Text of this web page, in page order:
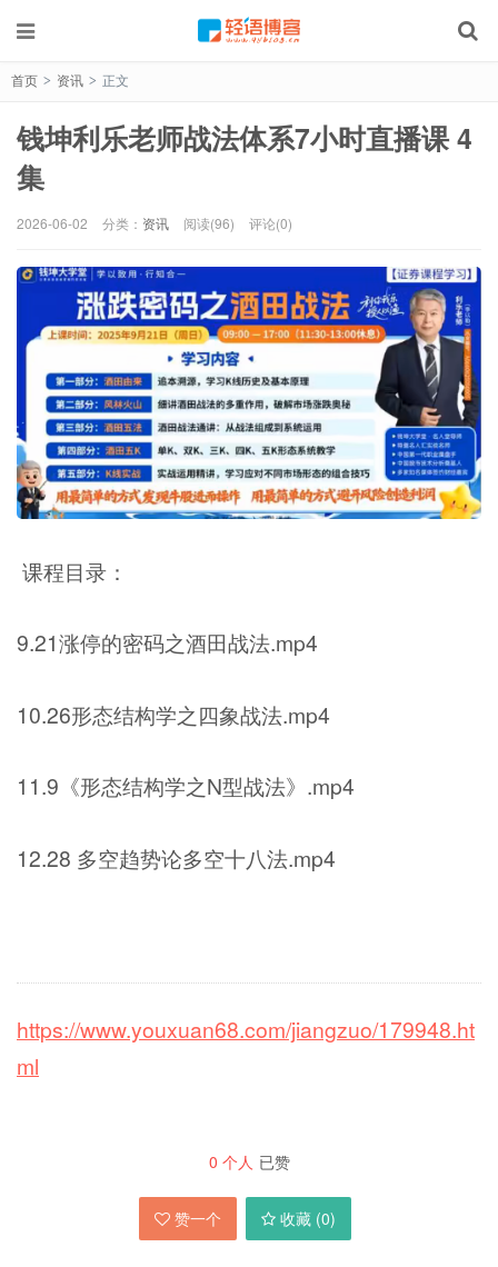
首页 > 资讯 > 正文
钱坤利乐老师战法体系7小时直播课 4
集
2026-06-02 分类： 资讯 阅读(96) 评论(0)
课程目录：
9.21涨停的密码之酒田战法.mp4
10.26形态结构学之四象战法.mp4
11.9《形态结构学之N型战法》.mp4
12.28 多空趋势论多空十八法.mp4
https://www.youxuan68.com/jiangzuo/179948.ht
ml
0 个人 已赞
赞一个 收藏 (0)